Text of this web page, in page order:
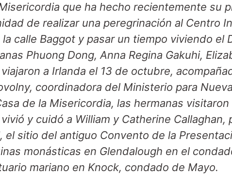
que ha hecho recientemente su
de realizar una peregrinación al Centro
calle Baggot y pasar un tiempo viviendo el
Phuong Dong, Anna Regina Gakuhi,
a Irlanda el 13 de octubre,
coordinadora del Ministerio para
de la Misericordia, las hermanas visitaron
y cuidó a William y Catherine Callaghan,
el sitio del antiguo Convento de la
monásticas en Glendalough en el
mariano en Knock, condado de Mayo.